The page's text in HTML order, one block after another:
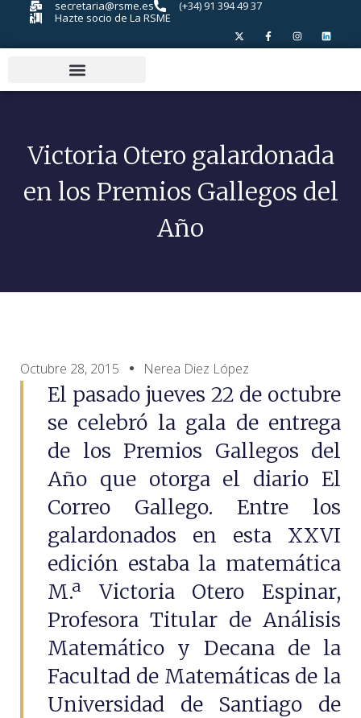
secretaria@rsme.es
(+34) 91 394 49 37
Hazte socio de La RSME
Victoria Otero galardonada
en los Premios Gallegos del
Año
Octubre 28, 2015 Nerea Diez López
El pasado jueves 22 de octubre
se celebró la gala de entrega
de los Premios Gallegos del
Año que otorga el diario El
Correo Gallego. Entre los
galardonados en esta XXVI
edición estaba la matemática
M.ª Victoria Otero Espinar,
Profesora Titular de Análisis
Matemático y Decana de la
Facultad de Matemáticas de la
Universidad de Santiago de